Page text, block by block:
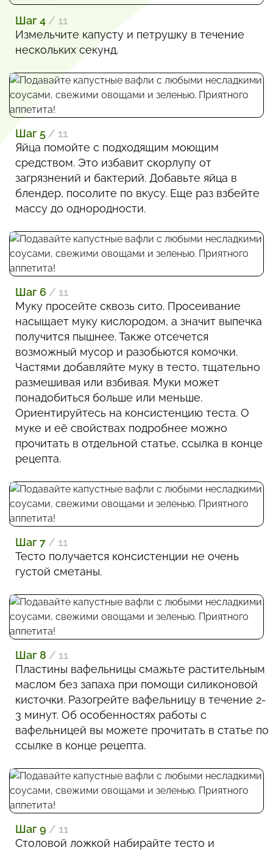
Шаг 4 / 11
Измельчите капусту и петрушку в течение
нескольких секунд.
Шаг 5 / 11
Яйца помойте с подходящим моющим
средством. Это избавит скорлупу от
загрязнений и бактерий. Добавьте яйца в
блендер, посолите по вкусу. Еще раз взбейте
массу до однородности.
Шаг 6 / 11
Муку просейте сквозь сито. Просеивание
насыщает муку кислородом, а значит выпечка
получится пышнее. Также отсечется
возможный мусор и разобьются комочки.
Частями добавляйте муку в тесто, тщательно
размешивая или взбивая. Муки может
понадобиться больше или меньше.
Ориентируйтесь на консистенцию теста. О
муке и её свойствах подробнее можно
прочитать в отдельной статье, ссылка в конце
рецепта.
Шаг 7 / 11
Тесто получается консистенции не очень
густой сметаны.
Шаг 8 / 11
Пластины вафельницы смажьте растительным
маслом без запаха при помощи силиконовой
кисточки. Разогрейте вафельницу в течение 2-
3 минут. Об особенностях работы с
вафельницей вы можете прочитать в статье по
ссылке в конце рецепта.
Шаг 9 / 11
Столовой ложкой набирайте тесто и